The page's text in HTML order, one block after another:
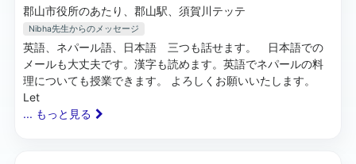
郡山市役所のあたり、郡山駅、須賀川テッテ
Nibha先生からのメッセージ
英語、ネパール語、日本語 三つも話せます。 日本語での
メールも大丈夫です。漢字も読めます。英語でネパールの料
理についても授業できます。 よろしくお願いいたします。
Let
... もっと見る